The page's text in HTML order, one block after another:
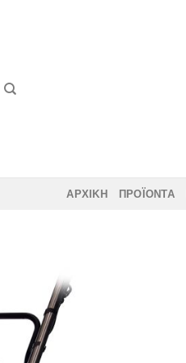
ΑΡΧΙΚΗ ΠΡΟΪΟΝΤΑ